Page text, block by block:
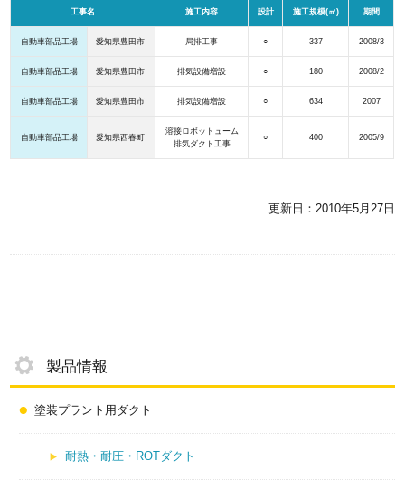
工事名 施工内容 設計 施工規模(㎡) 期間
自動車部品工場 愛知県豊田市 局排工事 ○ 337 2008/3
自動車部品工場 愛知県豊田市 排気設備増設 ○ 180 2008/2
自動車部品工場 愛知県豊田市 排気設備増設 ○ 634 2007
自動車部品工場 愛知県西春町
溶接ロボットューム
排気ダクト工事
○ 400 2005/9
更新日：2010年5月27日
製品情報
塗装プラント用ダクト
耐熱・耐圧・ROTダクト